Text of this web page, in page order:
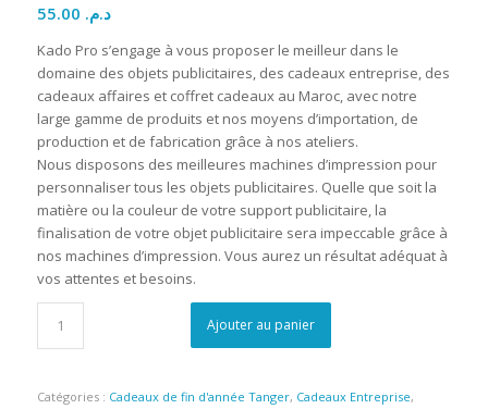
د.م.
Kado Pro s’engage à vous proposer le meilleur dans le
domaine des objets publicitaires, des cadeaux entreprise, des
cadeaux affaires et coffret cadeaux au Maroc, avec notre
large gamme de produits et nos moyens d’importation, de
production et de fabrication grâce à nos ateliers.
Nous disposons des meilleures machines d’impression pour
personnaliser tous les objets publicitaires. Quelle que soit la
matière ou la couleur de votre support publicitaire, la
finalisation de votre objet publicitaire sera impeccable grâce à
nos machines d’impression. Vous aurez un résultat adéquat à
vos attentes et besoins.
Ajouter au panier
Catégories : Cadeaux de fin d'année Tanger, Cadeaux Entreprise,